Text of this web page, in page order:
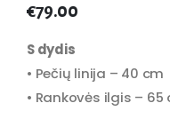
€79.00
S dydis
• Pečių linija – 40 cm
• Rankovės ilgis – 65